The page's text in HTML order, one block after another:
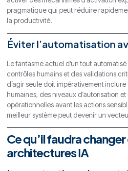
pragmatique qui peut réduire
la productivité.
Éviter l’automatisation
Le fantasme actuel d’un tout
contrôles humains et des validations
d’agir seule doit impérativement
humaines, des niveaux d’autorisation
opérationnelles avant les actions
meilleur système peut devenir un
Ce qu’il faudra changer
architectures IA